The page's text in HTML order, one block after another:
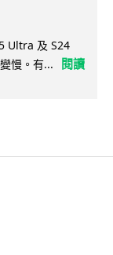
Ultra 及 S24
慢。有...
閱讀